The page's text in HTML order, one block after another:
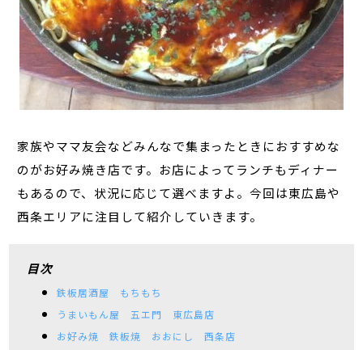
家族やママ友会などみんなで集まったときにおすすめな
のがお好み焼き店です。お店によってランチもディナー
もあるので、状況に応じて選べますよ。今回は東広島や
西条エリアに注目して紹介していきます。
目次
鉄板居酒屋 もちもち
うまいもん屋 五エ門 東広島店
お好み焼 鉄板焼 おおにし 西条店